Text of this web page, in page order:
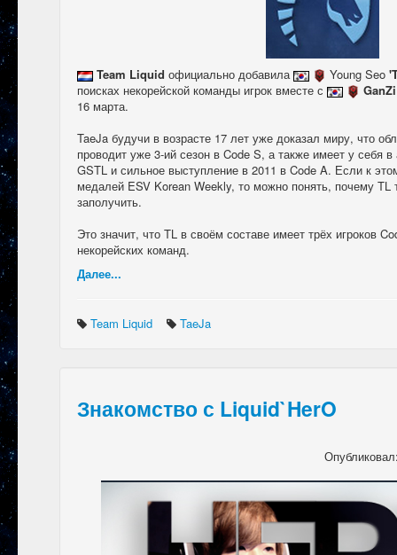
Team Liquid официально добавила Young Seo
поисках некорейской команды игрок вместе с
GanZi
16 марта.
TaeJa будучи в возрасте 17 лет уже доказал миру, что
проводит уже 3-ий сезон в Code S, а также имеет у себя в
GSTL и сильное выступление в 2011 в Code A. Если к
медалей ESV Korean Weekly, то можно понять, почему TL
заполучить.
Это значит, что TL в своём составе имеет трёх игроков
некорейских команд.
Далее...
Team Liquid TaeJa
Знакомство с Liquid`HerO